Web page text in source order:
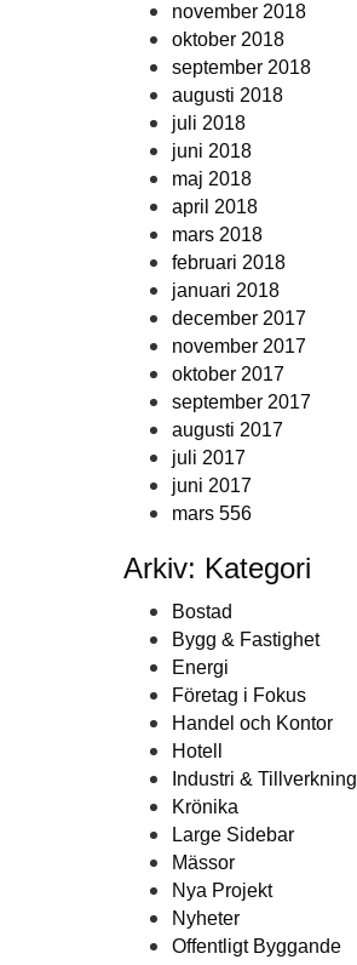
november 2018
oktober 2018
september 2018
augusti 2018
juli 2018
juni 2018
maj 2018
april 2018
mars 2018
februari 2018
januari 2018
december 2017
november 2017
oktober 2017
september 2017
augusti 2017
juli 2017
juni 2017
mars 556
Arkiv: Kategori
Bostad
Bygg & Fastighet
Energi
Företag i Fokus
Handel och Kontor
Hotell
Industri & Tillverkning
Krönika
Large Sidebar
Mässor
Nya Projekt
Nyheter
Offentligt Byggande